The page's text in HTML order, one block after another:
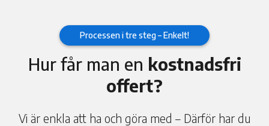
Processen i tre steg – Enkelt!
Hur får man en kostnadsfri
offert?
Vi är enkla att ha och göra med – Därför har du